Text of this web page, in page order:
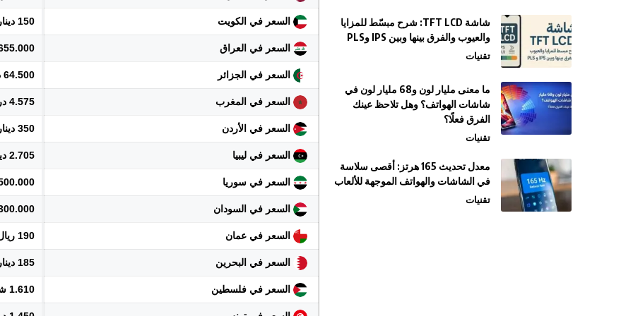
السعر في الكويت 150 دينار
السعر في العراق 655.000
السعر في الجزائر 64.500 دينار
السعر في المغرب 4.575 درهم
السعر في الأردن 350 دينار
السعر في ليبيا 2.705 دينار
السعر في سوريا 5.500.000
السعر في السودان 300.000
السعر في عمان 190 ريال
السعر في البحرين 185 دينار
السعر في فلسطين 1.610 شيكل
شاشة TFT LCD: شرح مبسّط للمزايا
والعيوب والفرق بينها وبين IPS وPLS
تقنيات
ما معنى مليار لون و68 مليار لون في
شاشات الهواتف؟ وهل تلاحظ عينك
الفرق فعلًا؟
تقنيات
معدل تحديث 165 هرتز: أقصى سلاسة
في الشاشات والهواتف الموجهة للألعاب
تقنيات